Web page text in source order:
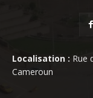
Localisation : Rue
Cameroun